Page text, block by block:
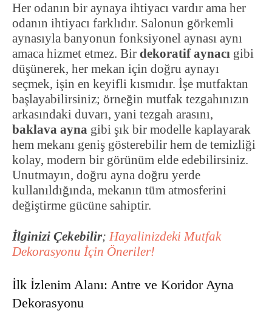
Her odanın bir aynaya ihtiyacı vardır ama her
odanın ihtiyacı farklıdır. Salonun görkemli
aynasıyla banyonun fonksiyonel aynası aynı
amaca hizmet etmez. Bir dekoratif aynacı gibi
düşünerek, her mekan için doğru aynayı
seçmek, işin en keyifli kısmıdır. İşe mutfaktan
başlayabilirsiniz; örneğin mutfak tezgahınızın
arkasındaki duvarı, yani tezgah arasını,
baklava ayna gibi şık bir modelle kaplayarak
hem mekanı geniş gösterebilir hem de temizliği
kolay, modern bir görünüm elde edebilirsiniz.
Unutmayın, doğru ayna doğru yerde
kullanıldığında, mekanın tüm atmosferini
değiştirme gücüne sahiptir.
İlginizi Çekebilir; Hayalinizdeki Mutfak
Dekorasyonu İçin Öneriler!
İlk İzlenim Alanı: Antre ve Koridor Ayna
Dekorasyonu